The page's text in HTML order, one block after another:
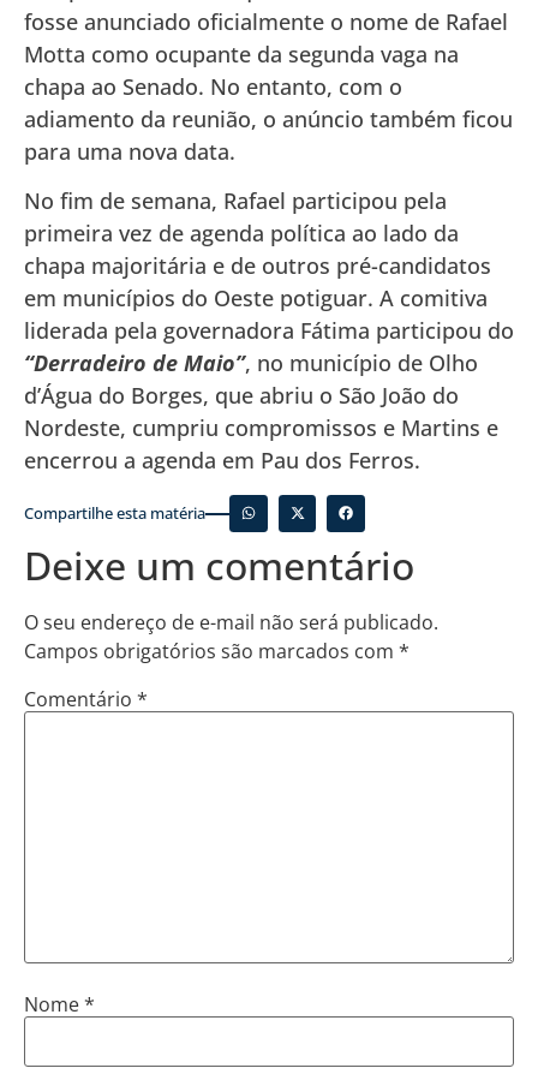
fosse anunciado oficialmente o nome de Rafael
Motta como ocupante da segunda vaga na
chapa ao Senado. No entanto, com o
adiamento da reunião, o anúncio também ficou
para uma nova data.
No fim de semana, Rafael participou pela
primeira vez de agenda política ao lado da
chapa majoritária e de outros pré-candidatos
em municípios do Oeste potiguar. A comitiva
liderada pela governadora Fátima participou do
“Derradeiro de Maio”, no município de Olho
d’Água do Borges, que abriu o São João do
Nordeste, cumpriu compromissos e Martins e
encerrou a agenda em Pau dos Ferros.
Compartilhe esta matéria
Deixe um comentário
O seu endereço de e-mail não será publicado.
Campos obrigatórios são marcados com *
Comentário *
Nome*